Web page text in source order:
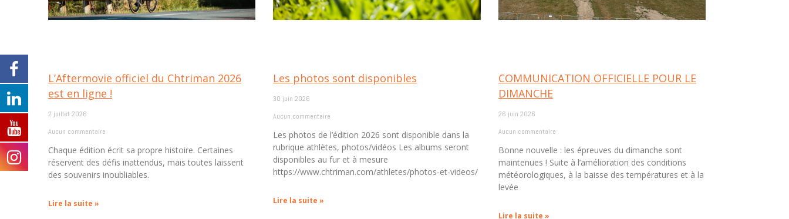
L’Aftermovie officiel du Chtriman 2026
est en ligne !
2 juillet 2026
Aucun commentaire
Chaque édition écrit sa propre histoire. Certaines
réservent des défis inattendus, mais toutes laissent
des souvenirs inoubliables.
Lire la suite »
Les photos sont disponibles
30 juin 2026
Aucun commentaire
Les photos de l’édition 2026 sont disponible dans la
rubrique athlètes, photos/vidéos Les albums seront
disponibles au fur et à mesure
https://www.chtriman.com/athletes/photos-et-videos/
Lire la suite »
COMMUNICATION OFFICIELLE POUR LE
DIMANCHE
26 juin 2026
Aucun commentaire
Bonne nouvelle : les épreuves du dimanche sont
maintenues ! Suite à l’amélioration des conditions
météorologiques, à la baisse des températures et à la
levée
Lire la suite »